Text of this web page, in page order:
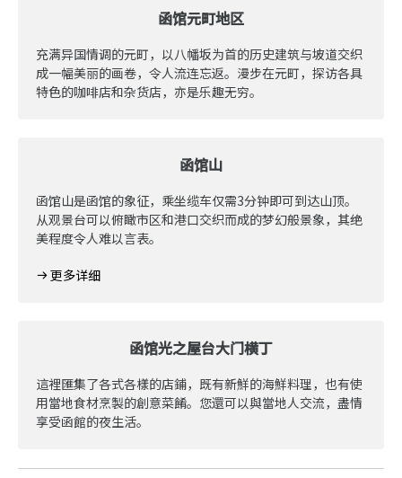
函馆元町地区
充满异国情调的元町，以八幡坂为首的历史建筑与坡道交织
成一幅美丽的画卷，令人流连忘返。漫步在元町，探访各具
特色的咖啡店和杂货店，亦是乐趣无穷。
函馆山
函馆山是函馆的象征，乘坐缆车仅需3分钟即可到达山顶。
从观景台可以俯瞰市区和港口交织而成的梦幻般景象，其绝
美程度令人难以言表。
更多详细
函馆光之屋台大门横丁
這裡匯集了各式各樣的店鋪，既有新鮮的海鮮料理，也有使
用當地食材烹製的創意菜餚。您還可以與當地人交流，盡情
享受函館的夜生活。